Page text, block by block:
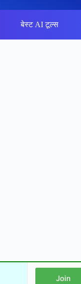
बेस्ट AI टूल्स
Join